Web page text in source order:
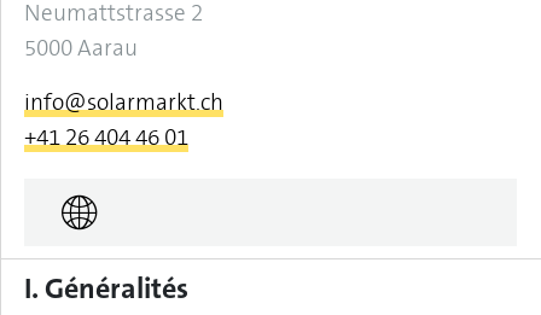
Oublié le mot de passe
Neumattstrasse 2
5000 Aarau
info@solarmarkt.ch
+41 26 404 46 01
I. Généralités